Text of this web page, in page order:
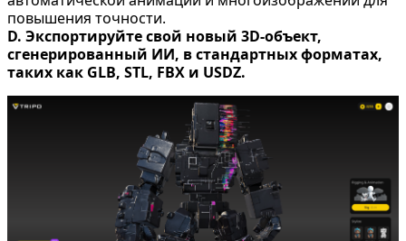
повышения точности.
D. Экспортируйте свой новый 3D-объект,
сгенерированный ИИ, в стандартных форматах,
таких как GLB, STL, FBX и USDZ.